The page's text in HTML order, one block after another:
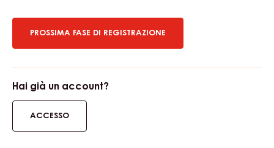
new
window)
Hai già un account?
ACCESSO